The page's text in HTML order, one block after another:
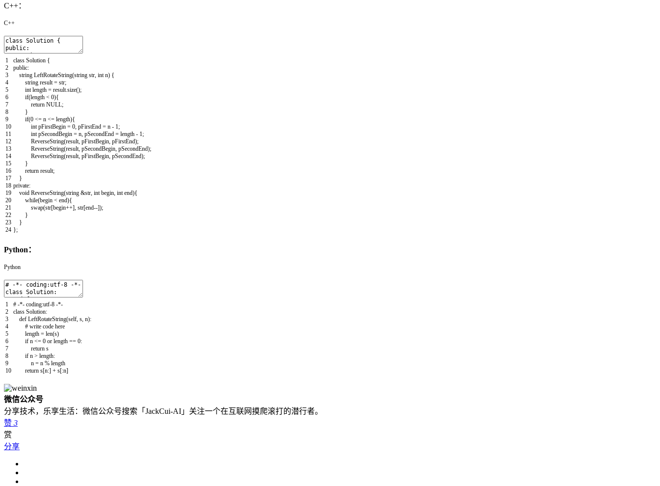
C++：
C++
1
2
3
4
5
6
7
8
9
10
11
12
13
14
15
16
17
18
19
20
21
22
23
24
class Solution {
public:
string LeftRotateString(string str, int n) {
string result = str;
int length = result.size();
if(length < 0){
return NULL;
}
if(0 <= n <= length){
int pFirstBegin = 0, pFirstEnd = n - 1;
int pSecondBegin = n, pSecondEnd = length - 1;
ReverseString(result, pFirstBegin, pFirstEnd);
ReverseString(result, pSecondBegin, pSecondEnd);
ReverseString(result, pFirstBegin, pSecondEnd);
}
return result;
}
private:
void ReverseString(string &str, int begin, int end){
while(begin < end){
swap(str[begin++], str[end--]);
}
}
};
Python：
Python
1
2
3
4
5
6
7
8
9
10
# -*- coding:utf-8 -*-
class Solution:
def LeftRotateString(self, s, n):
# write code here
length = len(s)
if n <= 0 or length == 0:
return s
if n > length:
n = n % length
return s[n:] + s[:n]
微信公众号
分享技术，乐享生活：微信公众号搜索「JackCui-AI」关注一个在互联网摸爬滚打的潜行者。
赞 3
赏
分享